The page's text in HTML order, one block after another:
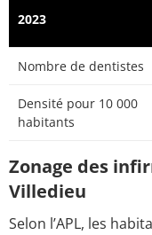
2023
Nombre de dentistes
Densité pour 10 000
habitants
Zonage des
Villedieu
Selon l’APL, les